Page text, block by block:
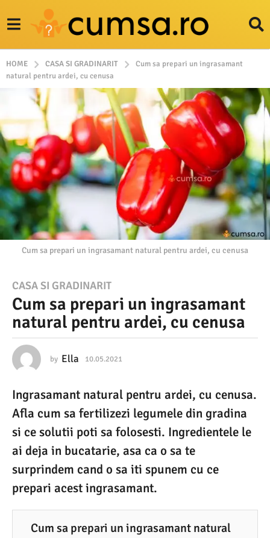
HOME CASA SI GRADINARIT
Cum sa prepari un ingrasamant
natural pentru ardei, cu cenusa
Cum sa prepari un ingrasamant natural pentru ardei, cu cenusa
1
0
.
5
2
0
2
1
1
0
.
CASA SI GRADINARIT
Cum sa prepari un ingrasamant
natural pentru ardei, cu cenusa
by Ella 10.05.2021
.
2
0
2
Ingrasamant natural pentru ardei, cu cenusa.
Afla cum sa fertilizezi legumele din gradina
si ce solutii poti sa folosesti. Ingredientele le
ai deja in bucatarie, asa ca o sa te
surprindem cand o sa iti spunem cu ce
prepari acest ingrasamant.
Cum sa prepari un ingrasamant natural